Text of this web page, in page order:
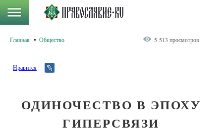
Главная Общество 5 513 просмотров
Нравится
ОДИНОЧЕСТВО В ЭПОХУ
ГИПЕРСВЯЗИ